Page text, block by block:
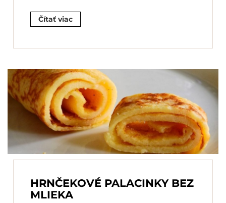
Čítať viac
HRNČEKOVÉ PALACINKY BEZ
MLIEKA